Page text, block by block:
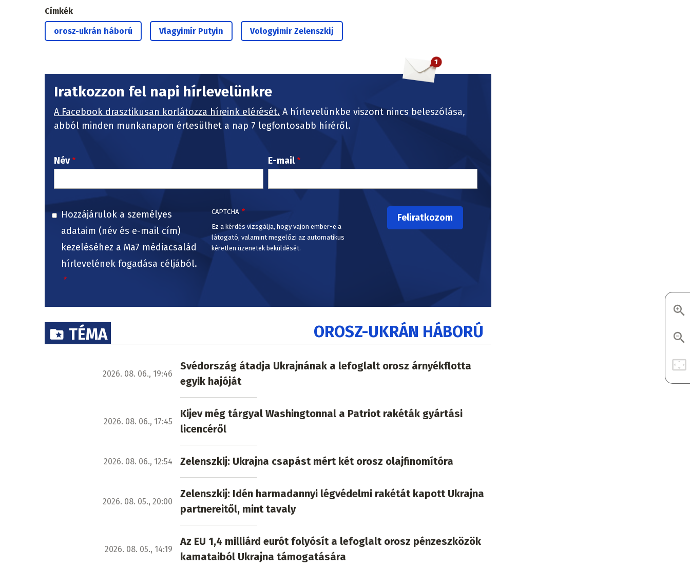
Címkék
orosz-ukrán háború Vlagyimír Putyin Vologyimir Zelenszkij
Iratkozzon fel napi hírlevelünkre
A Facebook drasztikusan korlátozza híreink elérését. A hírlevelünkbe viszont nincs beleszólása,
abból minden munkanapon értesülhet a nap 7 legfontosabb híréről.
Név E-mail
Hozzájárulok a személyes
adataim (név és e-mail cím)
kezeléséhez a Ma7 médiacsalád
hírlevelének fogadása céljából.
CAPTCHA
Ez a kérdés vizsgálja, hogy vajon ember-e a
látogató, valamint megelőzi az automatikus
kéretlen üzenetek beküldését.
TÉMA OROSZ-UKRÁN HÁBORÚ
2026. 08. 06., 19:46
Svédország átadja Ukrajnának a lefoglalt orosz árnyékflotta
egyik hajóját
2026. 08. 06., 17:45
Kijev még tárgyal Washingtonnal a Patriot rakéták gyártási
licencéről
2026. 08. 06., 12:54 Zelenszkij: Ukrajna csapást mért két orosz olajfinomítóra
2026. 08. 05., 20:00
Zelenszkij: Idén harmadannyi légvédelmi rakétát kapott Ukrajna
partnereitől, mint tavaly
2026. 08. 05., 14:19
Az EU 1,4 milliárd eurót folyósít a lefoglalt orosz pénzeszközök
kamataiból Ukrajna támogatására